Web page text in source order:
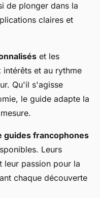
de plonger dans la
claires et
et les
et au rythme
Qu'il s'agisse
le guide adapte la
guides francophones
Leurs
leur passion pour la
chaque découverte